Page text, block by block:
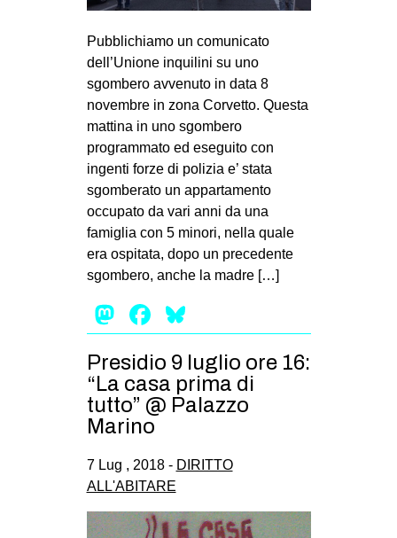
AMERICHE
ESTREMO ORIENTE
EUROPA
MEDIO ORIENTE
MONDO
EVENTI
Fb
tw
ms
SEARCH
Pubblichiamo un comunicato
dell’Unione inquilini su uno
sgombero avvenuto in data 8
novembre in zona Corvetto. Questa
mattina in uno sgombero
programmato ed eseguito con
ingenti forze di polizia e’ stata
sgomberato un appartamento
occupato da vari anni da una
famiglia con 5 minori, nella quale
era ospitata, dopo un precedente
sgombero, anche la madre […]
Mastodon
Facebook
Presidio 9 luglio ore 16:
“La casa prima di
tutto” @ Palazzo
Marino
7 Lug , 2018 - DIRITTO
ALL'ABITARE